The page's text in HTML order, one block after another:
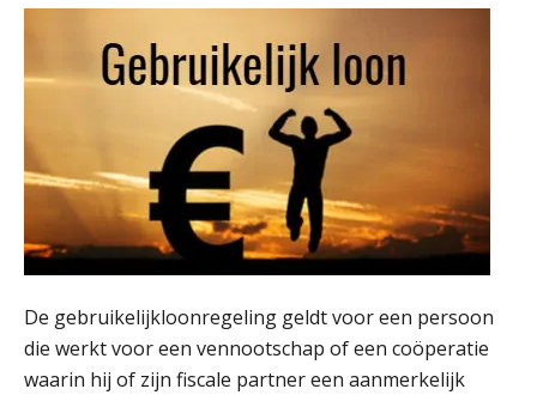
De gebruikelijkloonregeling geldt voor een persoon
die werkt voor een vennootschap of een coöperatie
waarin hij of zijn fiscale partner een aanmerkelijk